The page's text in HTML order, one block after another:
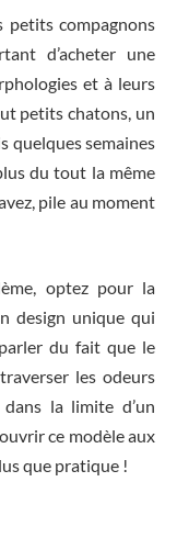
petits compagnons
d’acheter une
et à leurs
petits chatons, un
quelques semaines
du tout la même
pile au moment
optez pour la
design unique qui
du fait que le
les odeurs
la limite d’un
ce modèle aux
que pratique !